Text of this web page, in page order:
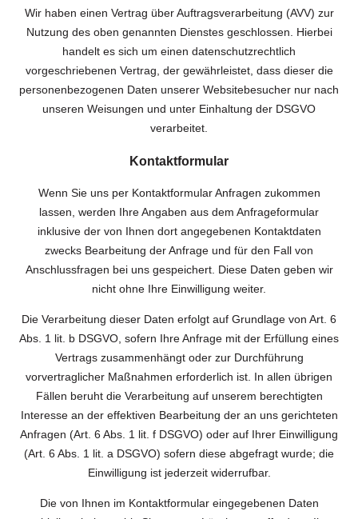
Wir haben einen Vertrag über Auftragsverarbeitung (AVV) zur
Nutzung des oben genannten Dienstes geschlossen. Hierbei
handelt es sich um einen datenschutzrechtlich
vorgeschriebenen Vertrag, der gewährleistet, dass dieser die
personenbezogenen Daten unserer Websitebesucher nur nach
unseren Weisungen und unter Einhaltung der DSGVO
verarbeitet.
Kontaktformular
Wenn Sie uns per Kontaktformular Anfragen zukommen
lassen, werden Ihre Angaben aus dem Anfrageformular
inklusive der von Ihnen dort angegebenen Kontaktdaten
zwecks Bearbeitung der Anfrage und für den Fall von
Anschlussfragen bei uns gespeichert. Diese Daten geben wir
nicht ohne Ihre Einwilligung weiter.
Die Verarbeitung dieser Daten erfolgt auf Grundlage von Art. 6
Abs. 1 lit. b DSGVO, sofern Ihre Anfrage mit der Erfüllung eines
Vertrags zusammenhängt oder zur Durchführung
vorvertraglicher Maßnahmen erforderlich ist. In allen übrigen
Fällen beruht die Verarbeitung auf unserem berechtigten
Interesse an der effektiven Bearbeitung der an uns gerichteten
Anfragen (Art. 6 Abs. 1 lit. f DSGVO) oder auf Ihrer Einwilligung
(Art. 6 Abs. 1 lit. a DSGVO) sofern diese abgefragt wurde; die
Einwilligung ist jederzeit widerrufbar.
Die von Ihnen im Kontaktformular eingegebenen Daten